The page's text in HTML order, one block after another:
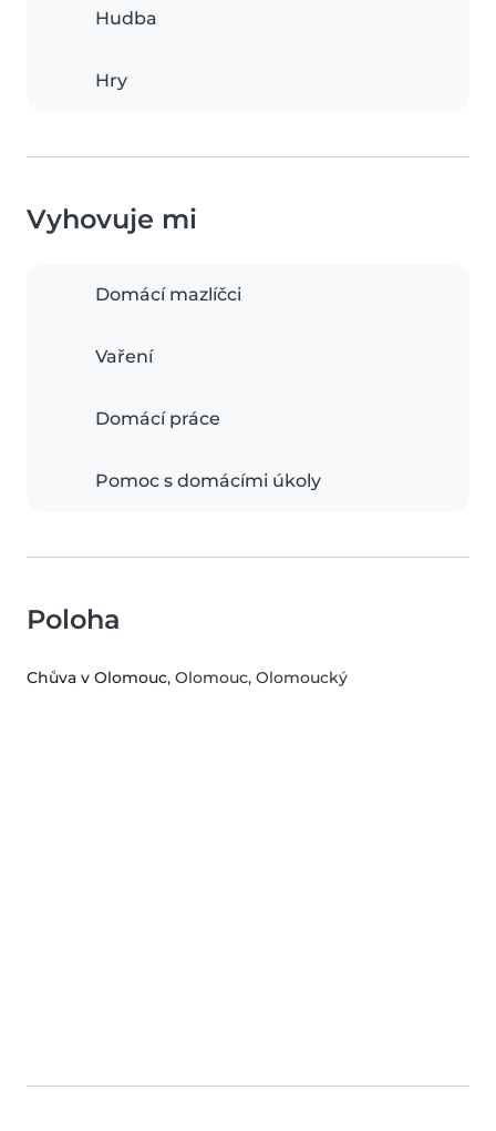
Hudba
Hry
Vyhovuje mi
Domácí mazlíčci
Vaření
Domácí práce
Pomoc s domácími úkoly
Poloha
Chůva v Olomouc, Olomouc, Olomoucký